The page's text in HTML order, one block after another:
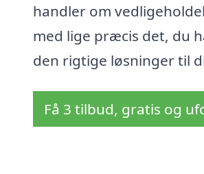
handler om
med lige præcis det, du
den rigtige løsninger til
Få 3 tilbud, gratis og